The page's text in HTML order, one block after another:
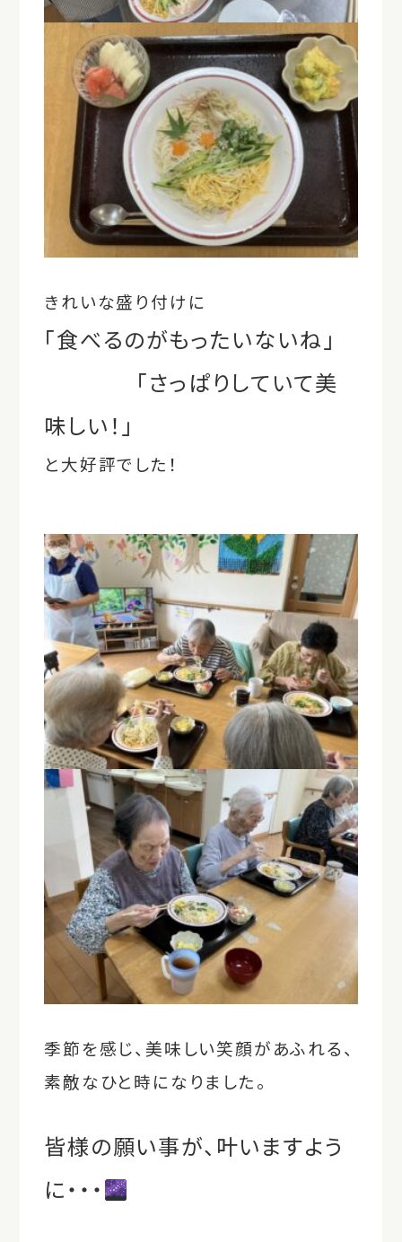
きれいな盛り付けに
「食べるのがもったいないね」
「さっぱりしていて美
味しい！」
と大好評でした！
季節を感じ、美味しい笑顔があふれる、
素敵なひと時になりました。
皆様の願い事が、叶いますよう
に・・・